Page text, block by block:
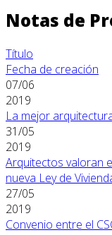
Notas de
Título
Fecha de creación
07/06
2019
La mejor
31/05
2019
Arquitectos valoran
nueva Ley de
27/05
2019
Convenio entre el